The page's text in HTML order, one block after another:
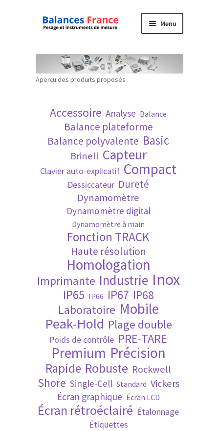
Aller
navigation
Aller
Menu
Mon compte
Politique de confidentialité
Politique en matière de remboursements et
Recherche avancée
Technique
Validation de la commande
Aperçu des produits proposés
Accessoire Analyse Balance
Balance plateforme
Balance polyvalente Basic
Brinell Capteur
Clavier auto-explicatif Compact
Dessiccateur Dureté
Dynamomètre
Dynamomètre digital
Dynamomètre à main
Fonction TRACK
Haute résolution
Homologation
Imprimante Industrie Inox
IP65 IP66 IP67 IP68
Laboratoire Mobile
Peak-Hold Plage double
Poids de contrôle PRE-TARE
Premium Précision
Rapide Robuste Rockwell
Shore Single-Cell Standard Vickers
Écran graphique Écran LCD
Écran rétroéclairé Étalonnage
Étiquettes